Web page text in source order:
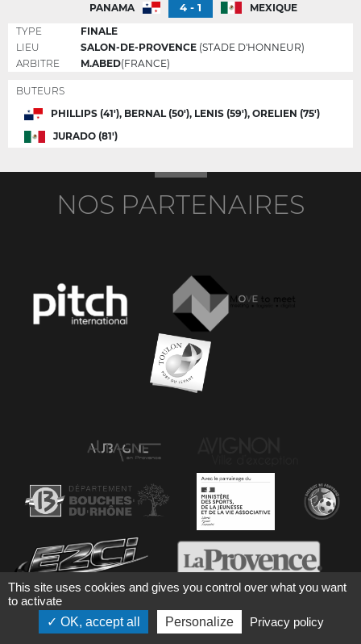
PANAMA 4 - 1
MEXIQUE
TYPE
FINALE
LIEU
SALON-DE-PROVENCE (STADE D'HONNEUR)
ARBITRE
M.ABED(FRANCE)
BUTEURS
PHILLIPS (41'), BERNAL (50'), LENIS (59'), ORELIEN (75')
JURADO (81')
NOS PARTENAIRES
This site uses cookies and gives you control over what you want
to activate
OK, accept all
Personalize Privacy policy